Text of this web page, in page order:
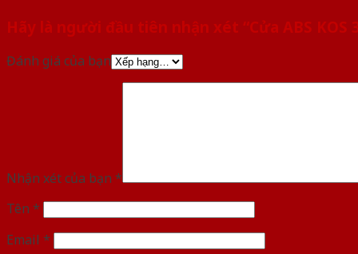
Hãy là người đầu tiên nhận xét “Cửa ABS KOS
Đánh giá của bạn
Nhận xét của bạn *
Tên *
Email *